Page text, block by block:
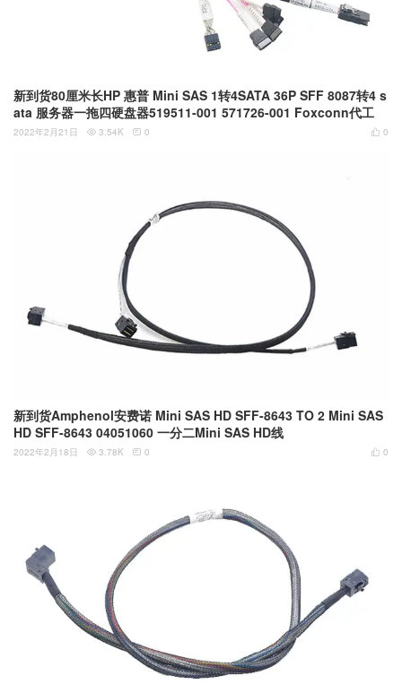
新到货80厘米长HP 惠普 Mini SAS 1转4SATA 36P SFF 8087转4 s
ata 服务器一拖四硬盘器519511-001 571726-001 Foxconn代工
 0
2022年2月21日  3.54K  0
新到货Amphenol安费诺 Mini SAS HD SFF-8643 TO 2 Mini SAS
HD SFF-8643 04051060 一分二Mini SAS HD线
 0
2022年2月18日  3.78K  0